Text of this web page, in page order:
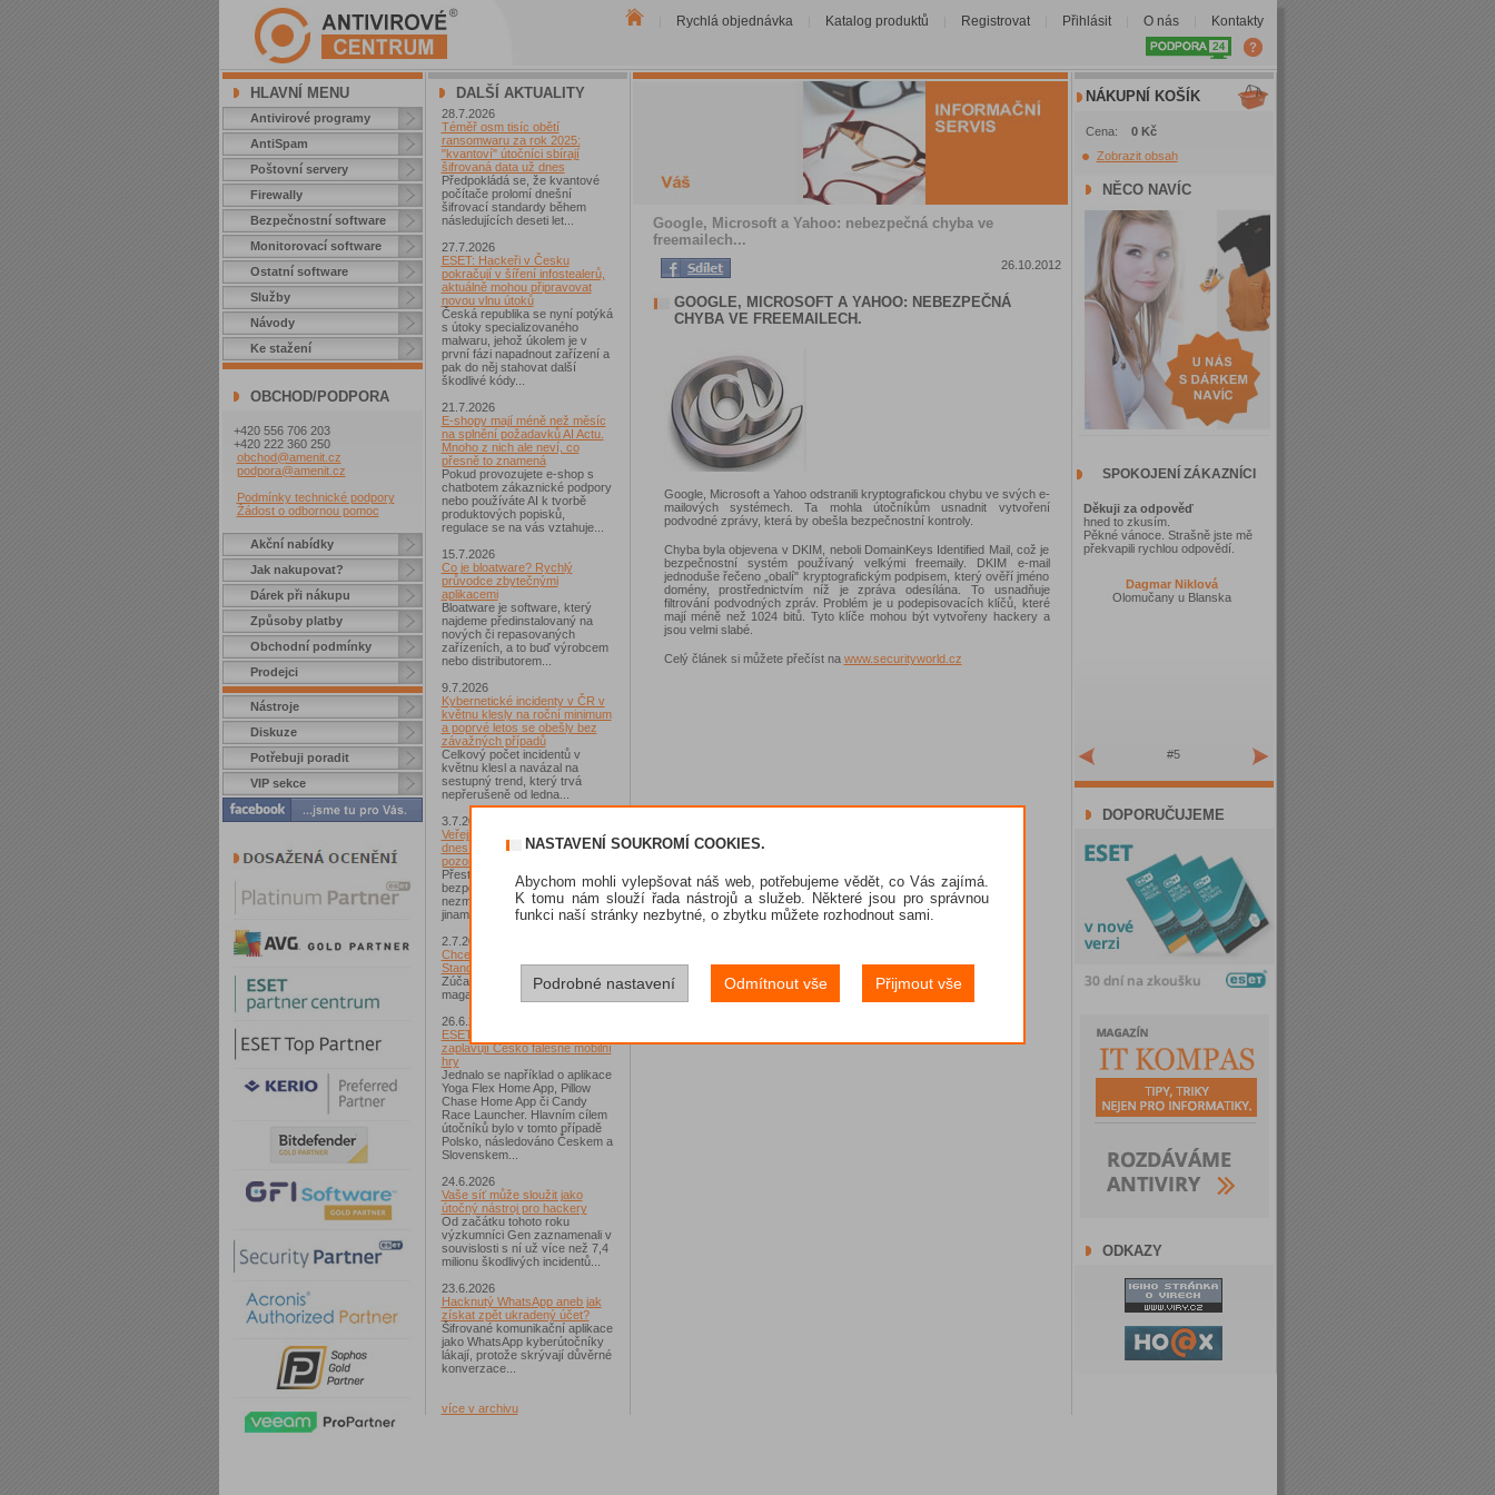
Rychlá objednávka Katalog produktů Registrovat Přihlásit O nás Kontakty
HLAVNÍ MENU
Antivirové programy
AntiSpam
Poštovní servery
Firewally
Bezpečnostní software
Monitorovací software
Ostatní software
Služby
Návody
Ke stažení
OBCHOD/PODPORA
+420 556 706 203
+420 222 360 250
obchod@amenit.cz
podpora@amenit.cz
Podmínky technické podpory
Žádost o odbornou pomoc
Akční nabídky
Jak nakupovat?
Dárek při nákupu
Způsoby platby
Obchodní podmínky
Prodejci
Nástroje
Diskuze
Potřebuji poradit
VIP sekce
DALŠÍ AKTUALITY
28.7.2026
Téměř osm tisíc obětí
ransomwaru za rok 2025:
"kvantoví" útočníci sbírají
šifrovaná data už dnes
Předpokládá se, že kvantové
počítače prolomí dnešní
šifrovací standardy během
následujících deseti let...
27.7.2026
ESET: Hackeři v Česku
pokračují v šíření infostealerů,
aktuálně mohou připravovat
novou vlnu útoků
Česká republika se nyní potýká
s útoky specializovaného
malwaru, jehož úkolem je v
první fázi napadnout zařízení a
pak do něj stahovat další
škodlivé kódy...
21.7.2026
E-shopy mají méně než měsíc
na splnění požadavků AI Actu.
Mnoho z nich ale neví, co
přesně to znamená
Pokud provozujete e-shop s
chatbotem zákaznické podpory
nebo používáte AI k tvorbě
produktových popisků,
regulace se na vás vztahuje...
15.7.2026
Co je bloatware? Rychlý
průvodce zbytečnými
aplikacemi
Bloatware je software, který
najdeme předinstalovaný na
nových či repasovaných
zařízeních, a to buď výrobcem
nebo distributorem...
9.7.2026
Kybernetické incidenty v ČR v
květnu klesly na roční minimum
a poprvé letos se obešly bez
závažných případů
Celkový počet incidentů v
květnu klesl a navázal na
sestupný trend, který trvá
nepřerušeně od ledna...
3.7.2026
Veřejná Wi-Fi na dovolené už
dnes není zásadním rizikem,
pozor si dávejte na něco jiného
Přestože jsou veřejné Wi-Fi sítě
bezpečnější než dříve, riziko
nezmizelo. Jen se přesunulo
jinam...
2.7.2026
Chcete získat Norton 360
Standard?
Zúčastněte se soutěže s
magazínem IT Kompas...
26.6.2026
ESET: S příchodem léta
zaplavují Česko falešné mobilní
hry
Jednalo se například o aplikace
Yoga Flex Home App, Pillow
Chase Home App či Candy
Race Launcher. Hlavním cílem
útočníků bylo v tomto případě
Polsko, následováno Českem a
Slovenskem...
24.6.2026
Vaše síť může sloužit jako
útočný nástroj pro hackery
Od začátku tohoto roku
výzkumníci Gen zaznamenali v
souvislosti s ní už více než 7,4
milionu škodlivých incidentů...
23.6.2026
Hacknutý WhatsApp aneb jak
získat zpět ukradený účet?
Šifrované komunikační aplikace
jako WhatsApp kyberútočníky
lákají, protože skrývají důvěrné
konverzace...
více v archivu
Google, Microsoft a Yahoo: nebezpečná chyba ve
freemailech...
26.10.2012
GOOGLE, MICROSOFT A YAHOO: NEBEZPEČNÁ
CHYBA VE FREEMAILECH.
Google, Microsoft a Yahoo odstranili kryptografickou chybu ve svých e-
mailových systémech. Ta mohla útočníkům usnadnit vytvoření
podvodné zprávy, která by obešla bezpečnostní kontroly.
Chyba byla objevena v DKIM, neboli DomainKeys Identified Mail, což je
bezpečnostní systém používaný velkými freemaily. DKIM e-mail
jednoduše řečeno „obalí" kryptografickým podpisem, který ověří jméno
domény, prostřednictvím níž je zpráva odesílána. To usnadňuje
filtrování podvodných zpráv. Problém je u podepisovacích klíčů, které
mají méně než 1024 bitů. Tyto klíče mohou být vytvořeny hackery a
jsou velmi slabé.
Celý článek si můžete přečíst na www.securityworld.cz
NÁKUPNÍ KOŠÍK
Cena: 0 Kč
Zobrazit obsah
NĚCO NAVÍC
SPOKOJENÍ ZÁKAZNÍCI
Děkuji za odpověď
hned to zkusím.
Pěkné vánoce. Strašně jste mě
překvapili rychlou odpovědí.
Dagmar Niklová
Olomučany u Blanska
#5
DOPORUČUJEME
ODKAZY
NASTAVENÍ SOUKROMÍ COOKIES.
Abychom mohli vylepšovat náš web, potřebujeme vědět, co Vás zajímá.
K tomu nám slouží řada nástrojů a služeb. Některé jsou pro správnou
funkci naší stránky nezbytné, o zbytku můžete rozhodnout sami.
Podrobné nastavení Odmítnout vše Přijmout vše